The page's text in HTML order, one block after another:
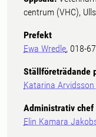
centrum (VHC),
Prefekt
Ewa Wredle, 018-
Ställföreträdande
Katarina Arvidsson
Administrativ chef
Elin Kamara